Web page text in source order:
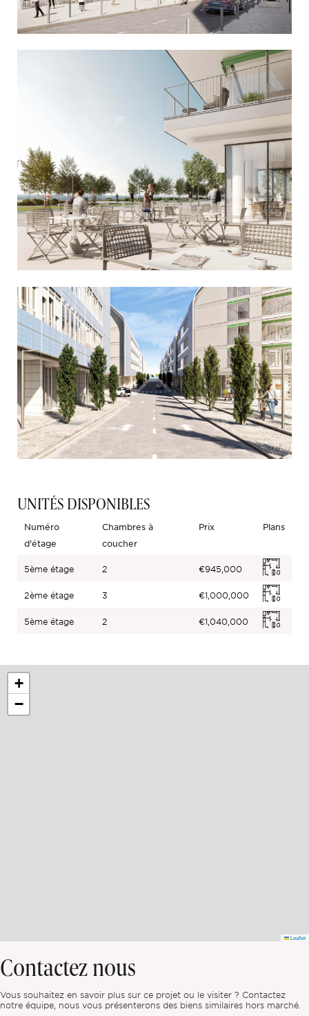
UNITÉS DISPONIBLES
Numéro
d'étage
Chambres à
coucher
Prix Plans
5ème étage 2 €945,000
2ème étage 3 €1,000,000
5ème étage 2 €1,040,000
+
−
Leaflet
Contactez nous
Vous souhaitez en savoir plus sur ce projet ou le visiter ? Contactez
notre équipe, nous vous présenterons des biens similaires hors marché.